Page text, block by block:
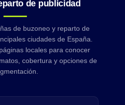
de publicidad
de buzoneo y reparto de
ciudades de España.
locales para conocer
cobertura y opciones de